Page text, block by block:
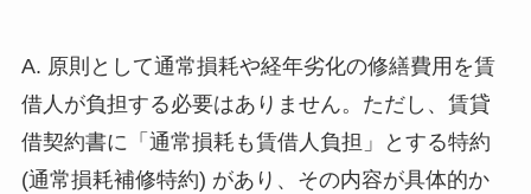
A. 原則として通常損耗や経年劣化の修繕費用を賃
借人が負担する必要はありません。ただし、賃貸
借契約書に「通常損耗も賃借人負担」とする特約
(通常損耗補修特約) があり、その内容が具体的か